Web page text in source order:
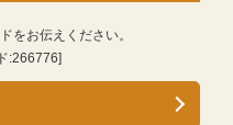
をお伝えください。
:266776]